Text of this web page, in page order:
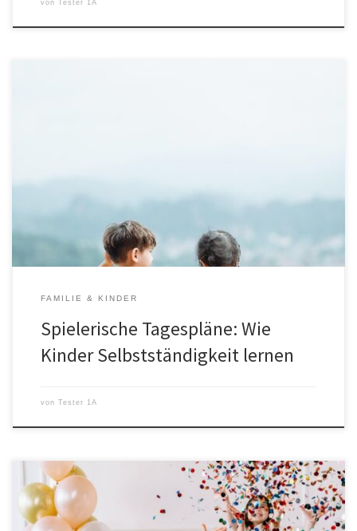
von Tester 1A
FAMILIE & KINDER
Spielerische Tagespläne: Wie
Kinder Selbstständigkeit lernen
von Tester 1A
Was macht ein gutes Mitgebsel für ein Kindergeburtstag aus? Ein